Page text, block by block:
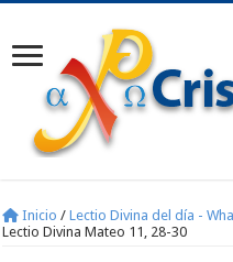
Inicio / Lectio Divina del día -
Lectio Divina Mateo 11, 28-30